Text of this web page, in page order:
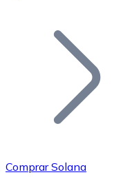
Añade tu proyecto
Comprar Solana